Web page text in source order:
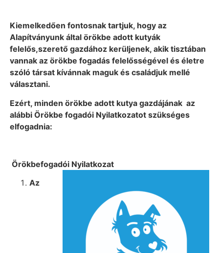
Kiemelkedően fontosnak tartjuk, hogy az
Alapítványunk által örökbe adott kutyák
felelős,szerető gazdához kerüljenek, akik tisztában
vannak az örökbe fogadás felelősségével és életre
szóló társat kívánnak maguk és családjuk mellé
választani.
Ezért, minden örökbe adott kutya gazdájának az
alábbi Örökbe fogadói Nyilatkozatot szükséges
elfogadnia:
Örökbefogadói Nyilatkozat
Az